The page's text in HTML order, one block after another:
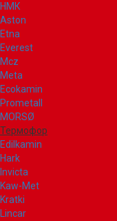
НМК
Aston
Etna
Everest
Mcz
Meta
Ecokamin
Prometall
MORSØ
Термофор
Edilkamin
Hark
Invicta
Kaw-Met
Kratki
Lincar